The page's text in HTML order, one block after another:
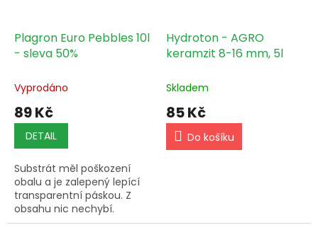
Plagron Euro Pebbles 10l
- sleva 50%
Vyprodáno
89 Kč
DETAIL
Substrát měl poškození
obalu a je zalepený lepící
transparentní páskou. Z
obsahu nic nechybí.
Prodáván z tohoto důvodu
Hydroton - AGRO
keramzit 8-16 mm, 5l
Skladem
85 Kč
Do košíku